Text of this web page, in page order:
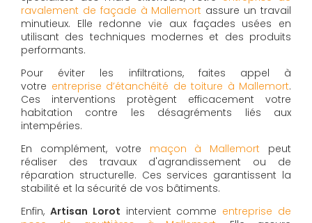
ravalement de façade à Mallemort assure un travail
minutieux. Elle redonne vie aux façades usées en
utilisant des techniques modernes et des produits
performants.
Pour éviter les infiltrations, faites appel à
votre entreprise d’étanchéité de toiture à Mallemort.
Ces interventions protègent efficacement votre
habitation contre les désagréments liés aux
intempéries.
En complément, votre maçon à Mallemort peut
réaliser des travaux d'agrandissement ou de
réparation structurelle. Ces services garantissent la
stabilité et la sécurité de vos bâtiments.
Enfin, Artisan Lorot intervient comme entreprise de